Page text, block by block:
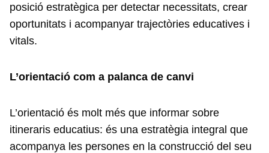
posició estratègica per detectar necessitats, crear
oportunitats i acompanyar trajectòries educatives i
vitals.
L’orientació com a palanca de canvi
L’orientació és molt més que informar sobre
itineraris educatius: és una estratègia integral que
acompanya les persones en la construcció del seu